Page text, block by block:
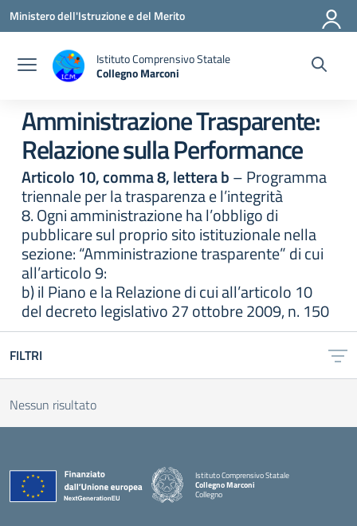
Vai ai contenuti
Vai al menu di navigazione
Vai al footer
Ministero dell'Istruzione e del Merito
Istituto Comprensivo Statale
Collegno Marconi
Amministrazione Trasparente:
Relazione sulla Performance
Articolo 10, comma 8, lettera b– Programma
triennale per la trasparenza e l’integrità
8. Ogni amministrazione ha l’obbligo di
pubblicare sul proprio sito istituzionale nella
sezione: “Amministrazione trasparente” di cui
all’articolo 9:
b) il Piano e la Relazione di cui all’articolo 10
del decreto legislativo 27 ottobre 2009, n. 150
FILTRI
Nessun risultato
Istituto Comprensivo Statale
Collegno Marconi
Collegno